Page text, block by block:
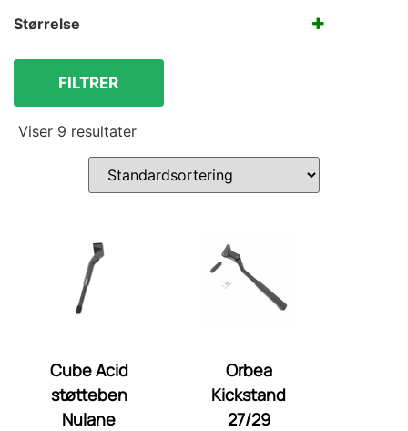
Orbea
Udstyr og tilbehør
Diverse
Størrelse
M
FILTRER
Viser 9 resultater
Cube Acid
støtteben
Nulane
Orbea
Kickstand
27/29